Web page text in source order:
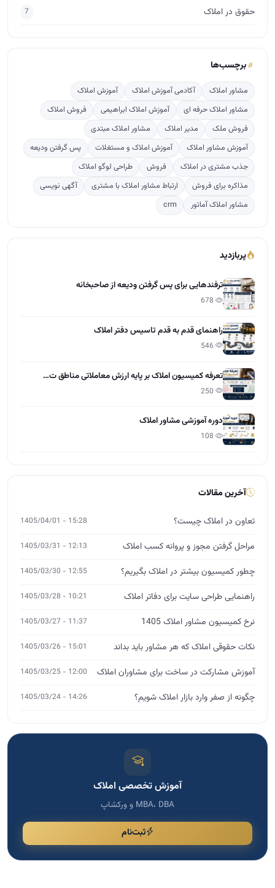
حقوق در املاک 7
برچسب‌ها
مشاور املاک آکادمی آموزش املاک
آموزش املاک
مشاور املاک حرفه ای
آموزش املاک ابراهیمی
فروش املاک
فروش ملک
مدیر املاک
مشاور املاک مبتدی
آموزش مشاور املاک
آموزش املاک و مستغلات
پس گرفتن ودیعه
جذب مشتری در املاک
فروش
طراحی لوگو املاک
مذاکره برای فروش
ارتباط مشاور املاک با مشتری
آگهی نویسی
مشاور املاک آماتور
crm
پربازدید
ترفندهایی برای پس گرفتن ودیعه از صاحبخانه
راهنمای قدم به قدم تاسیس دفتر املاک
تعرفه کمیسیون املاک بر پایه ارزش معاملاتی مناطق ت…
دوره آموزشی مشاور املاک
آخرین مقالات
تعاون در املاک چیست؟ 15:28 - 1405/04/01
مراحل گرفتن مجوز و پروانه کسب املاک 12:13 - 1405/03/31
چطور کمیسیون بیشتر در املاک بگیریم؟ 12:55 - 1405/03/30
راهنمایی طراحی سایت برای دفاتر املاک 10:21 - 1405/03/28
نرخ کمیسیون مشاور املاک 1405 11:37 - 1405/03/27
نکات حقوقی املاک که هر مشاور باید بداند 15:01 - 1405/03/26
آموزش مشارکت در ساخت برای مشاوران املاک 12:00 - 1405/03/25
چگونه از صفر وارد بازار املاک شویم؟ 14:26 - 1405/03/24
آموزش تخصصی املاک
MBA، DBA و ورکشاپ
ثبت‌نام